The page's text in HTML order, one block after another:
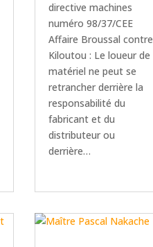
directive machines
numéro 98/37/CEE
Affaire Broussal contre
Kiloutou : Le loueur de
matériel ne peut se
retrancher derrière la
responsabilité du
fabricant et du
distributeur ou
derrière…